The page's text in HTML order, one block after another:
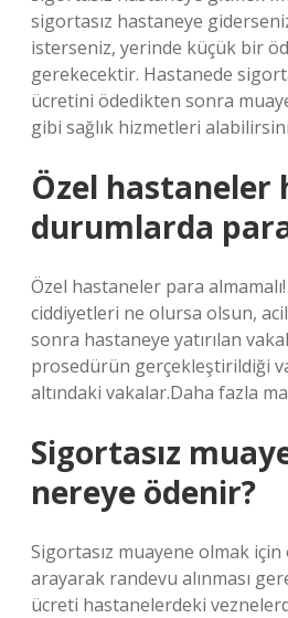
sigortasız hastaneye
isterseniz, yerinde küçük bir
gerekecektir. Hastanede
ücretini ödedikten sonra
gibi sağlık hizmetleri
Özel hastaneler
durumlarda
Özel hastaneler para
ciddiyetleri ne olursa olsun,
sonra hastaneye yatırılan
prosedürün gerçekleştirildiği
altındaki vakalar.Daha fazla
Sigortasız
nereye ödenir?
Sigortasız muayene olmak için
arayarak randevu alınması
ücreti hastanelerdeki